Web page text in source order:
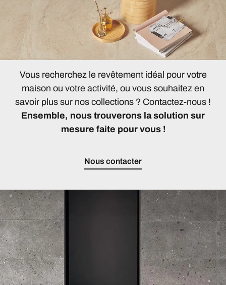
Vous recherchez le revêtement idéal pour votre
maison ou votre activité, ou vous souhaitez en
savoir plus sur nos collections ? Contactez-nous !
Ensemble, nous trouverons la solution sur
mesure faite pour vous !
Nous contacter